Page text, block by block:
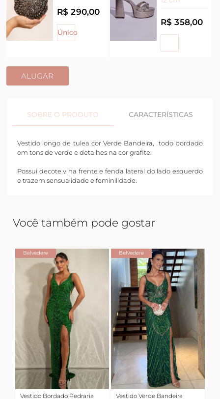
R$ 290,00
Único
R$ 358,00
ALUGAR
SOBRE O PRODUTO CARACTERÍSTICAS
Vestido longo de tulea cor Verde Bandeira, todo bordado
em tons de verde e detalhes na cor grafite.
Possui decote v na frente e fenda lateral do lado esquerdo
e trazem sensualidade e feminilidade.
Você também pode gostar
Belvedere
Vestido Bordado Pedraria
Belvedere
Vestido Verde Bandeira